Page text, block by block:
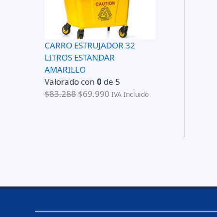
CARRO ESTRUJADOR 32
LITROS ESTANDAR
AMARILLO
Valorado con 0 de 5
$83.288 E
o
i
$69.990 E
a
t
IVA Incluido